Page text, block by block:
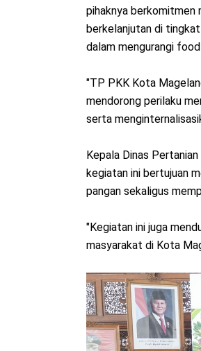
pihaknya berkomitmen
berkelanjutan di
dalam mengurangi
"TP PKK Kota
mendorong perilaku
serta
Kepala Dinas
kegiatan ini bertujuan
pangan sekaligus
"Kegiatan ini juga
masyarakat di Kota